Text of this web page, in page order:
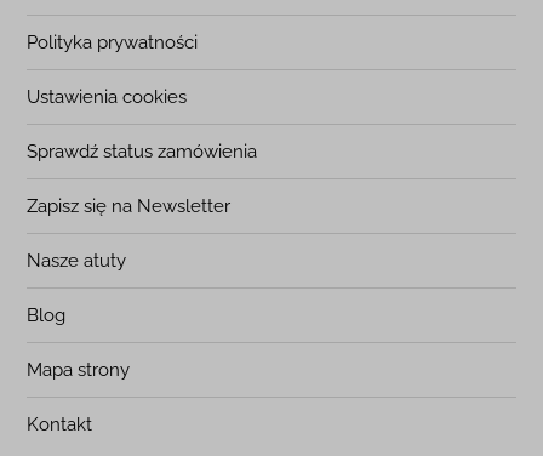
Polityka prywatności
Ustawienia cookies
Sprawdź status zamówienia
Zapisz się na Newsletter
Nasze atuty
Blog
Mapa strony
Kontakt